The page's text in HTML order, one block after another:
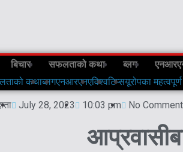
बिचार सफलताको कथा ब्लग
कथाब्लगएनआरएनएविश्वटिप्सयूरोपका
July 28, 2023 10:03 pm No